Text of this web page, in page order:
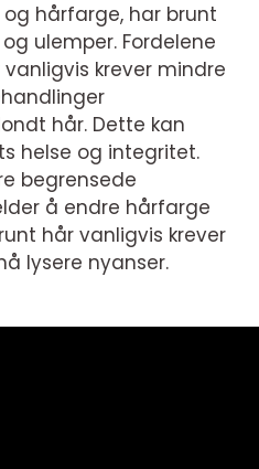
hårfarge, har brunt
ulemper. Fordelene
krever mindre
hår. Dette kan
helse og integritet.
begrensede
å endre hårfarge
hår vanligvis krever
lysere nyanser.